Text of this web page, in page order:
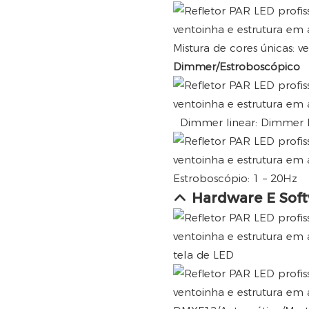
Mistura de cores únicas:
Dimmer/Estroboscópico
Dimmer linear: Dimmer
Estroboscópio: 1 – 20Hz
Hardware E
tela de LED